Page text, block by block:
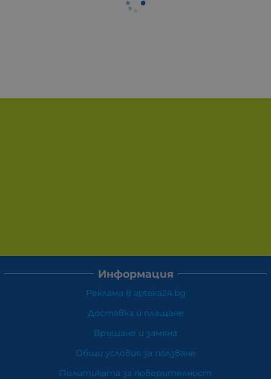
Информация
Реклама в apteka24.bg
Доставка и плащане
Връщане и замяна
Общи условия за ползване
Политиката за поверителност